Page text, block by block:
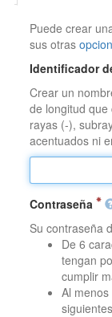
Puede crear
sus otras
Identificador
Crear un
de longitud
rayas (-),
acentuados ni
Contraseña
Su contraseña
De 6
tengan
cumplir
Al